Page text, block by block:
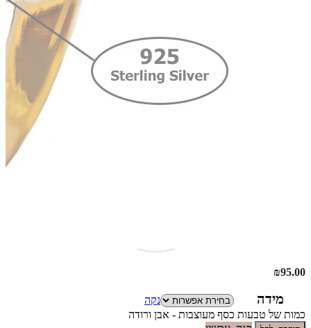
₪95.00
מידה
נקה
כמות של טבעות כסף מעוצבות - אבן ורודה